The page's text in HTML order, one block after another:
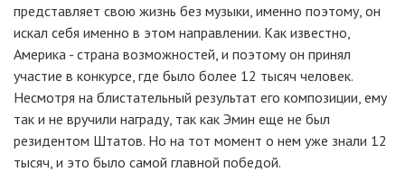
представляет свою жизнь без музыки, именно поэтому, он
искал себя именно в этом направлении. Как известно,
Америка - страна возможностей, и поэтому он принял
участие в конкурсе, где было более 12 тысяч человек.
Несмотря на блистательный результат его композиции, ему
так и не вручили награду, так как Эмин еще не был
резидентом Штатов. Но на тот момент о нем уже знали 12
тысяч, и это было самой главной победой.